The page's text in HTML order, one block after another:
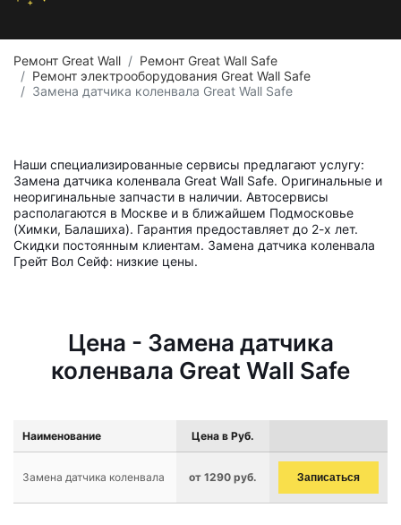
Ремонт Great Wall
Ремонт Great Wall Safe
Ремонт электрооборудования Great Wall Safe
Замена датчика коленвала Great Wall Safe
Наши специализированные сервисы предлагают услугу:
Замена датчика коленвала Great Wall Safe. Оригинальные и
неоригинальные запчасти в наличии. Автосервисы
располагаются в Москве и в ближайшем Подмосковье
(Химки, Балашиха). Гарантия предоставляет до 2-х лет.
Скидки постоянным клиентам. Замена датчика коленвала
Грейт Вол Сейф: низкие цены.
Цена - Замена датчика
коленвала Great Wall Safe
Наименование Цена в Руб.
Замена датчика коленвала от 1290 руб. Записаться